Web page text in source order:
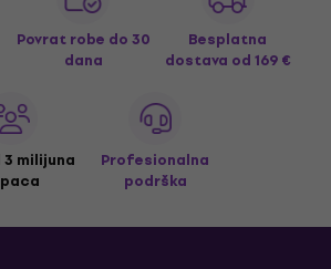
Povrat robe do 30
dana
Besplatna
dostava od 169 €
3 milijuna
Profesionalna
podrška